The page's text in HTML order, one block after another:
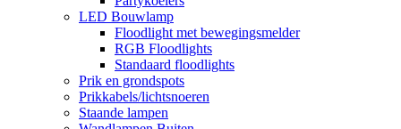
LED Bouwlamp
Floodlight met bewegingsmelder
RGB Floodlights
Standaard floodlights
Prik en grondspots
Prikkabels/lichtsnoeren
Staande lampen